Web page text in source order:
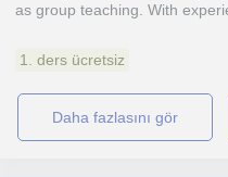
as group teaching. With
1. ders ücretsiz
daha fazlasını gör